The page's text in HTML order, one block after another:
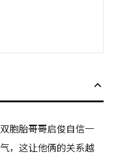
胞胎哥哥启俊自信一
，这让他俩的关系越